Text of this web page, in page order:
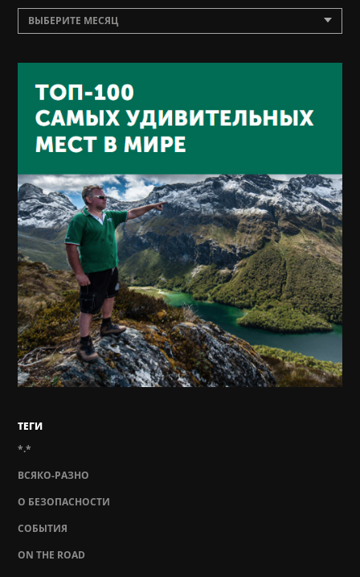
ВЫБЕРИТЕ МЕСЯЦ
ТЕГИ
*.*
ВСЯКО-РАЗНО
О БЕЗОПАСНОСТИ
СОБЫТИЯ
ON THE ROAD